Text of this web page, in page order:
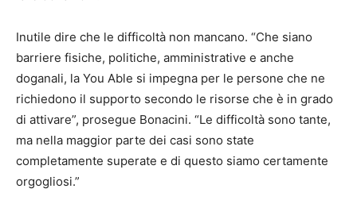
Inutile dire che le difficoltà non mancano. “Che siano
barriere fisiche, politiche, amministrative e anche
doganali, la You Able si impegna per le persone che ne
richiedono il supporto secondo le risorse che è in grado
di attivare”, prosegue Bonacini. “Le difficoltà sono tante,
ma nella maggior parte dei casi sono state
completamente superate e di questo siamo certamente
orgogliosi.”